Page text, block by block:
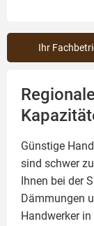
Ihr
Günstige
sind schwer
Ihnen bei der
Dämmungen
Handwerker